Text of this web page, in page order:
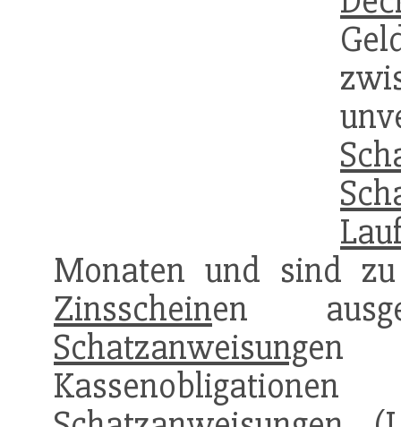
Monaten und sind
Zinsscheinen
Schatzanweisungen